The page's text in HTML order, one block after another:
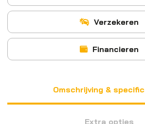
Verzekeren
Financieren
Omschrijving &
Extra opties